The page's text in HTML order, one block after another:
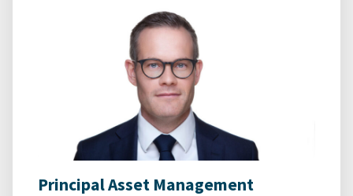
Principal Asset Management